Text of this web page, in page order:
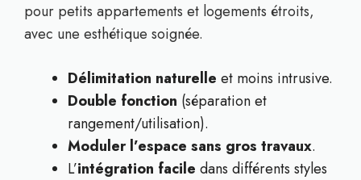
pour petits appartements et logements étroits,
avec une esthétique soignée.
Délimitation naturelle et moins intrusive.
Double fonction (séparation et
rangement/utilisation).
Moduler l’espace sans gros travaux.
L’intégration facile dans différents styles